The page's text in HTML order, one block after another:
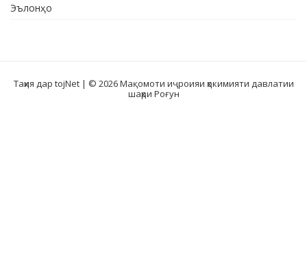
Эълонҳо
Таҳия дар tojNet | © 2026 Мақомоти иҷроияи ҳокимияти давлатии
шаҳри Роғун